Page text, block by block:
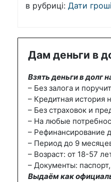
в рубриці: Дати
Дам деньги в
Взять деньги в долг
– Без залога и
– Кредитная история
– Без страховок и
– На любые
– Рефинансирование
– Период до 9
– Возраст: от 18-57
– Документы:
Выдаём как